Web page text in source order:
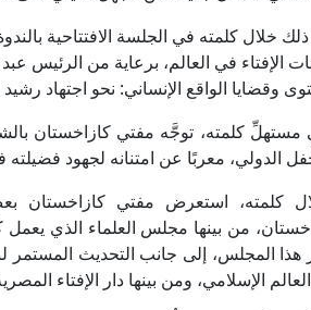
خلال كلمته في الجلسة الافتتاحية بالندوة
الإفتاء في العالم، برعاية من الرئيس
وقضايا الواقع الإنساني: نحو اجتهاد
كلمته، توجَّه مفتي كازاخستان
الدولي، معربًا عن امتنانه لجهود
كلمته، استعرض مفتي كازاخستان بعض
من بينها مجلس العلماء الذي يعمل
هذا المجلس، إلى جانب التحديث المستمر
الإسلامي، ومن بينها دار الإفتاء